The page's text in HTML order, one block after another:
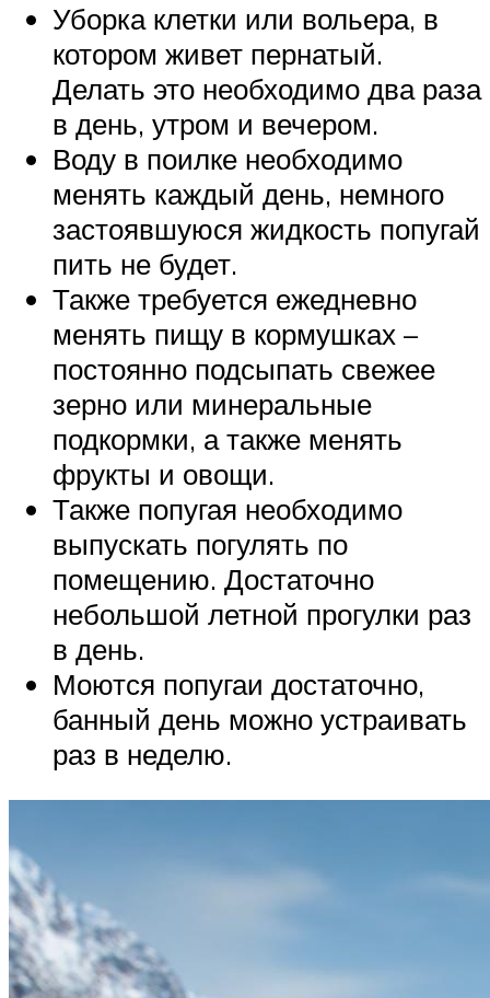
Уборка клетки или вольера, в
котором живет пернатый.
Делать это необходимо два раза
в день, утром и вечером.
Воду в поилке необходимо
менять каждый день, немного
застоявшуюся жидкость попугай
пить не будет.
Также требуется ежедневно
менять пищу в кормушках –
постоянно подсыпать свежее
зерно или минеральные
подкормки, а также менять
фрукты и овощи.
Также попугая необходимо
выпускать погулять по
помещению. Достаточно
небольшой летной прогулки раз
в день.
Моются попугаи достаточно,
банный день можно устраивать
раз в неделю.